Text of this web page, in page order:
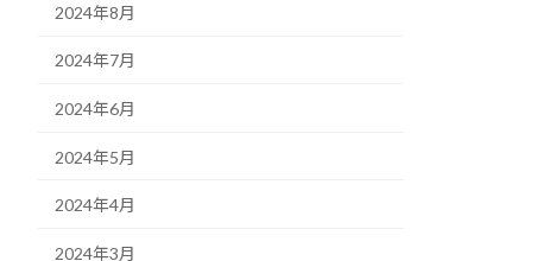
2024年8月
2024年7月
2024年6月
2024年5月
2024年4月
2024年3月